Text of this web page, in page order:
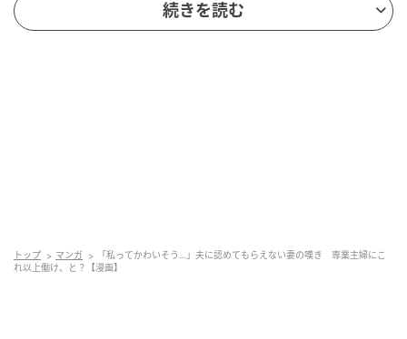
続きを読む
トップ マンガ
「私ってかわいそう…」夫に認めてもらえない妻の嘆き 専業主婦にこ
れ以上働け、と？【漫画】